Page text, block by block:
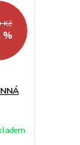
Kč
%